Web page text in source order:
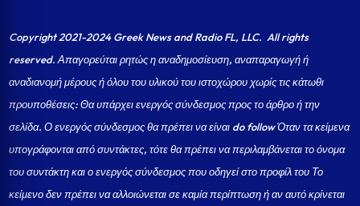
Copyright 2021-2024 Greek News and Radio FL, LLC. All rights
reserved. Απαγορεύται ρητώς η αναδημοσίευση, αναπαραγωγή ή
αναδιανομή μέρους ή όλου του υλικού του ιστοχώρου χωρίς τις κάτωθι
προυποθέσεις: Θα υπάρχει ενεργός σύνδεσμος προς το άρθρο ή την
σελίδα.Ο ενεργός σύνδεσμος θα πρέπει να είναι do follow Όταν τα κείμενα
υπογράφονται από συντάκτες, τότε θα πρέπει να περιλαμβάνεται το όνομα
του συντάκτη και ο ενεργός σύνδεσμος που οδηγεί στο προφίλ του Το
κείμενο δεν πρέπει να αλλοιώνεται σε καμία περίπτωση ή αν αυτό κρίνεται